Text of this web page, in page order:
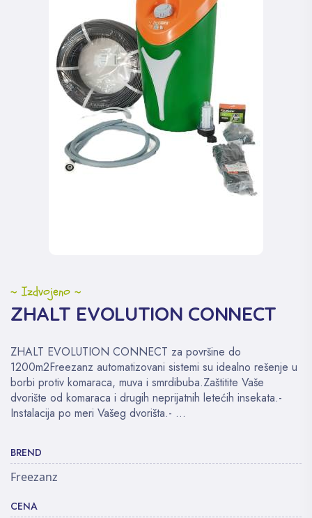
~ Izdvojeno ~
ZHALT EVOLUTION CONNECT
ZHALT EVOLUTION CONNECT za površine do
1200m2Freezanz automatizovani sistemi su idealno rešenje u
borbi protiv komaraca, muva i smrdibuba.Zaštitite Vaše
dvorište od komaraca i drugih neprijatnih letećih insekata.-
Instalacija po meri Vašeg dvorišta.- ...
BREND
Freezanz
CENA